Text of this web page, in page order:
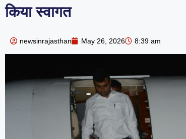
किया स्वागत
newsinrajasthan May 26, 2026 8:39 am